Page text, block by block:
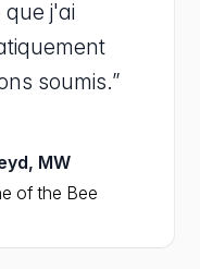
j'ai
soumis.”
MW
of the Bee